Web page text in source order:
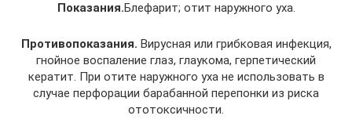
Показания.Блефарит; отит наружного уха.
Противопоказания. Вирусная или грибковая инфекция,
гнойное воспаление глаз, глаукома, герпетический
кератит. При отите наружного уха не использовать в
случае перфорации барабанной перепонки из риска
ототоксичности.